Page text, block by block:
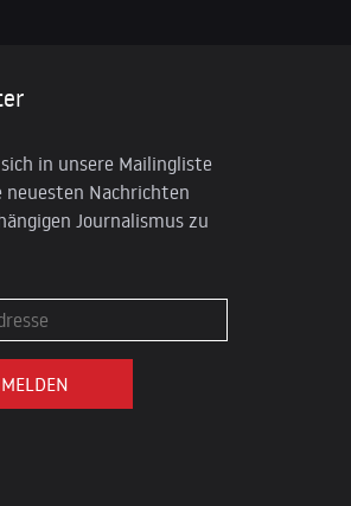
in unsere Mailingliste
neuesten Nachrichten
Journalismus zu